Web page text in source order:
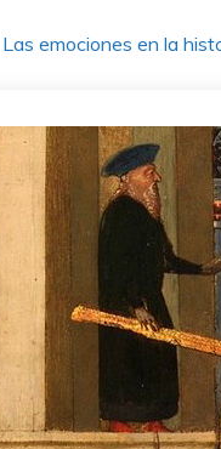
Las emociones en la